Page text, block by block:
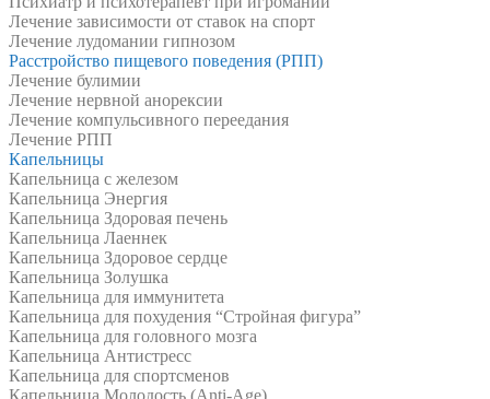
Лечение зависимости от ставок на спорт
Лечение лудомании гипнозом
Расстройство пищевого поведения (РПП)
Лечение булимии
Лечение нервной анорексии
Лечение компульсивного переедания
Лечение РПП
Капельницы
Капельница с железом
Капельница Энергия
Капельница Здоровая печень
Капельница Лаеннек
Капельница Здоровое сердце
Капельница Золушка
Капельница для иммунитета
Капельница для похудения “Стройная фигура”
Капельница для головного мозга
Капельница Антистресс
Капельница для спортсменов